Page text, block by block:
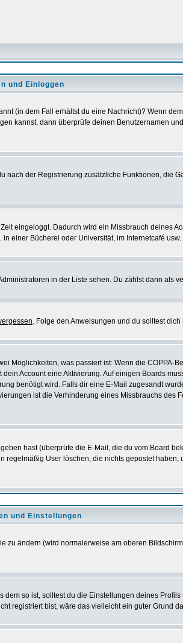
und Einloggen
(in dem Fall erhältst du eine Nachricht)? Wenn
kannst, dann überprüfe deinen Benutzernamen
der Registrierung zusätzliche Funktionen, die
eingeloggt. Dadurch wird ein Missbrauch deines
einer Bücherei oder Universität, im Internetcafé usw.
in der Liste sehen. Du zählst dann als
. Folge den Anweisungen und du solltest
Möglichkeiten, was passiert ist: Wenn die COPPA-
Account eine Aktivierung. Auf einigen Boards
benötigt wird. Falls dir eine E-Mail zugesandt
ist die Verhinderung eines Missbrauchs des
hast (überprüfe die E-Mail, die du vom Board
User löschen, die nichts gepostet
und Einstellungen
zu ändern (wird normalerweise am oberen
so ist, solltest du die Einstellungen deines
registriert bist, wäre das vielleicht ein guter Grund